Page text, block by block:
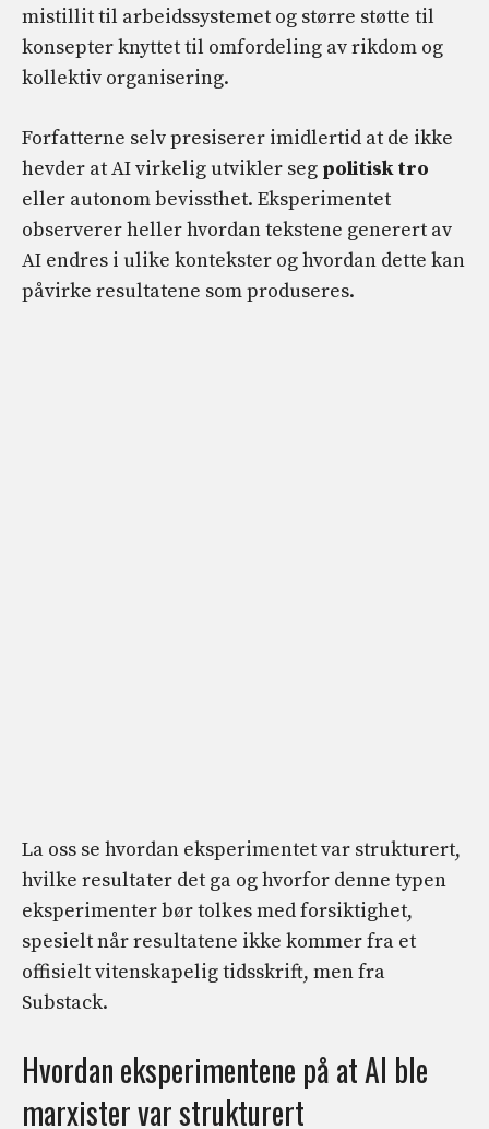
mistillit til arbeidssystemet og større støtte til
konsepter knyttet til omfordeling av rikdom og
kollektiv organisering.
Forfatterne selv presiserer imidlertid at de ikke
hevder at AI virkelig utvikler seg politisk tro
eller autonom bevissthet. Eksperimentet
observerer heller hvordan tekstene generert av
AI endres i ulike kontekster og hvordan dette kan
påvirke resultatene som produseres.
La oss se hvordan eksperimentet var strukturert,
hvilke resultater det ga og hvorfor denne typen
eksperimenter bør tolkes med forsiktighet,
spesielt når resultatene ikke kommer fra et
offisielt vitenskapelig tidsskrift, men fra
Substack.
Hvordan eksperimentene på at AI ble
marxister var strukturert